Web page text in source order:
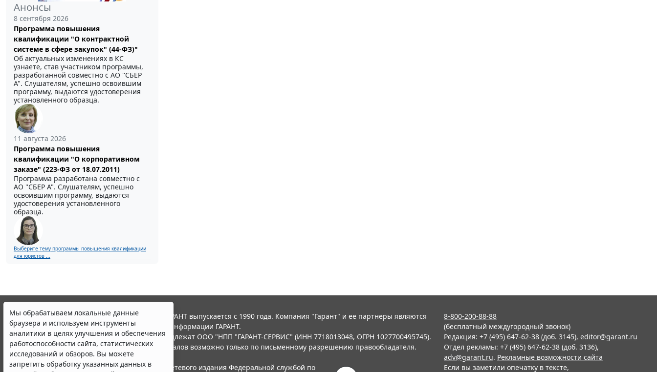
Анонсы
8 сентября 2026
Программа повышения
квалификации "О контрактной
системе в сфере закупок" (44-ФЗ)"
Об актуальных изменениях в КС
узнаете, став участником программы,
разработанной совместно с АО ''СБЕР
А". Слушателям, успешно освоившим
программу, выдаются удостоверения
установленного образца.
11 августа 2026
Программа повышения
квалификации "О корпоративном
заказе" (223-ФЗ от 18.07.2011)
Программа разработана совместно с
АО ''СБЕР А". Слушателям, успешно
освоившим программу, выдаются
удостоверения установленного
образца.
Выберите тему программы повышения квалификации
для юристов ...
Мы обрабатываем локальные данные
браузера и используем инструменты
аналитики в целях улучшения и обеспечения
работоспособности сайта, статистических
исследований и обзоров. Вы можете
запретить обработку указанных данных в
© ООО "НПП "ГАРАНТ-СЕРВИС", 2026. Система ГАРАНТ выпускается с 1990 года. Компания "Гарант" и ее партнеры являются
участниками Российской ассоциации правовой информации ГАРАНТ.
Все права на материалы сайта ГАРАНТ.РУ принадлежат ООО "НПП "ГАРАНТ-СЕРВИС" (ИНН 7718013048, ОГРН 1027700495745).
Полное или частичное воспроизведение материалов возможно только по письменному разрешению правообладателя.
Правила использования портала.
Портал ГАРАНТ.РУ зарегистрирован в качестве сетевого издания Федеральной службой по
8-800-200-88-88
(бесплатный междугородный звонок)
Редакция: +7 (495) 647-62-38 (доб. 3145), editor@garant.ru
Отдел рекламы: +7 (495) 647-62-38 (доб. 3136),
adv@garant.ru. Рекламные возможности сайта
Если вы заметили опечатку в тексте,